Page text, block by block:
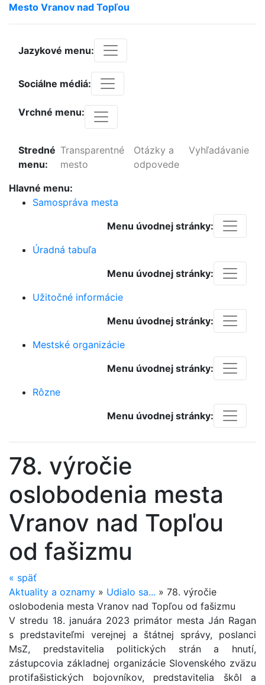
Mesto Vranov nad Topľou
Jazykové menu:
Sociálne médiá:
Vrchné menu:
Stredné
menu:
Transparentné
mesto
Otázky a
odpovede
Vyhľadávanie
Hlavné menu:
Samospráva mesta
Menu úvodnej stránky:
Úradná tabuľa
Menu úvodnej stránky:
Užitočné informácie
Menu úvodnej stránky:
Mestské organizácie
Menu úvodnej stránky:
Rôzne
Menu úvodnej stránky:
78. výročie
oslobodenia mesta
Vranov nad Topľou
od fašizmu
« späť
Aktuality a oznamy » Udialo sa... » 78. výročie
oslobodenia mesta Vranov nad Topľou od fašizmu
V stredu 18. januára 2023 primátor mesta Ján Ragan
s predstaviteľmi verejnej a štátnej správy, poslanci
MsZ, predstavitelia politických strán a hnutí,
zástupcovia základnej organizácie Slovenského zväzu
protifašistických bojovníkov, predstavitelia škôl a